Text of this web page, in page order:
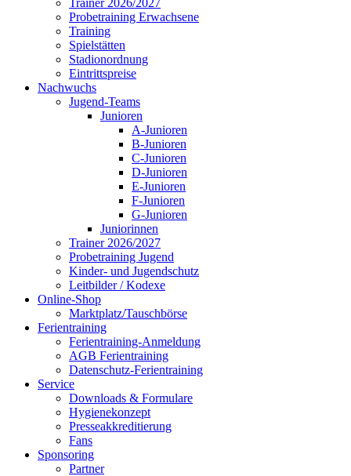
Trainer 2026/2027
Probetraining Erwachsene
Training
Spielstätten
Stadionordnung
Eintrittspreise
Nachwuchs
Jugend-Teams
Junioren
A-Junioren
B-Junioren
C-Junioren
D-Junioren
E-Junioren
F-Junioren
G-Junioren
Juniorinnen
Trainer 2026/2027
Probetraining Jugend
Kinder- und Jugendschutz
Leitbilder / Kodexe
Online-Shop
Marktplatz/Tauschbörse
Ferientraining
Ferientraining-Anmeldung
AGB Ferientraining
Datenschutz-Ferientraining
Service
Downloads & Formulare
Hygienekonzept
Presseakkreditierung
Fans
Sponsoring
Partner